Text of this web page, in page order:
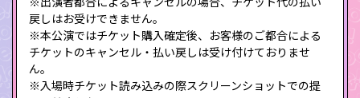
戻しはお受けできません。
※本公演ではチケット購入確定後、お客様のご都合による
チケットのキャンセル・払い戻しは受け付けておりませ
ん。
※入場時チケット読み込みの際スクリーンショットでの提